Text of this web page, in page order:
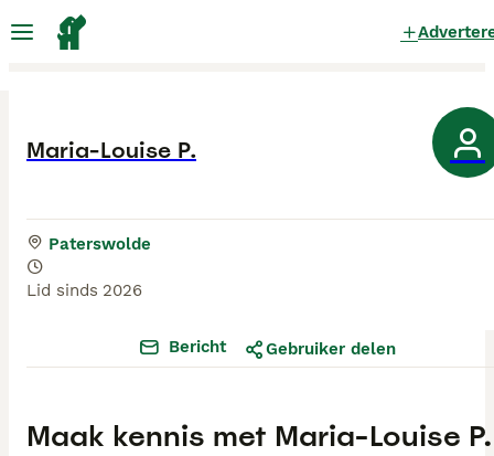
Maria-Louise P.
Paterswolde
Lid sinds 2026
Maak kennis met Maria-Louise P.
Bericht Gebruiker delen